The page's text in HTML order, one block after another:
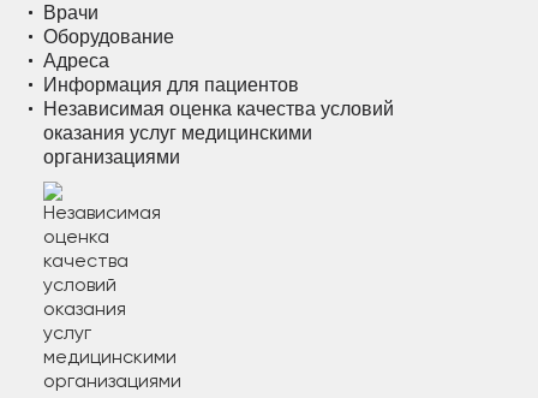
Врачи
Оборудование
Адреса
Информация для пациентов
Независимая оценка качества условий
оказания услуг медицинскими
организациями